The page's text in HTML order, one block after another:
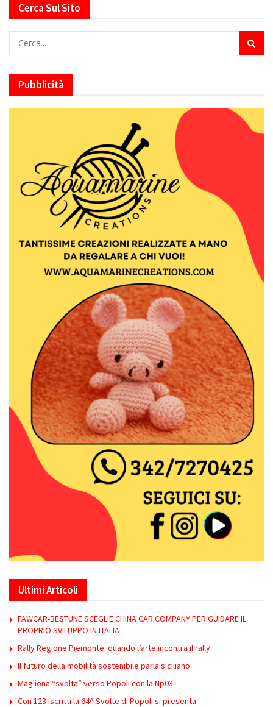
Cerca Sul Sito
Pubblicità
Ultimi Articoli
FAWCAR-BESTUNE SCEGLIE CHINA CAR COMPANY PER GUIDARE IL
PROPRIO SVILUPPO IN ITALIA
Rally Regione Piemonte: quando l’arte incontra il rally
Il futuro della mobilità sostenibile parla siciliano
Magliona “svolta” verso Popoli con la Np03
Con 123 iscritti la 64^ Svolte di Popoli si presenta